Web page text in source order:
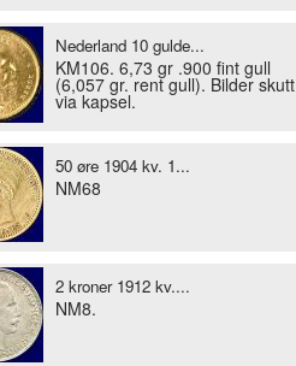
Nederland 10 gulde...
KM106. 6,73 gr .900 fint gull
(6,057 gr. rent gull). Bilder skutt
via kapsel.
50 øre 1904 kv. 1...
NM68
2 kroner 1912 kv....
NM8.